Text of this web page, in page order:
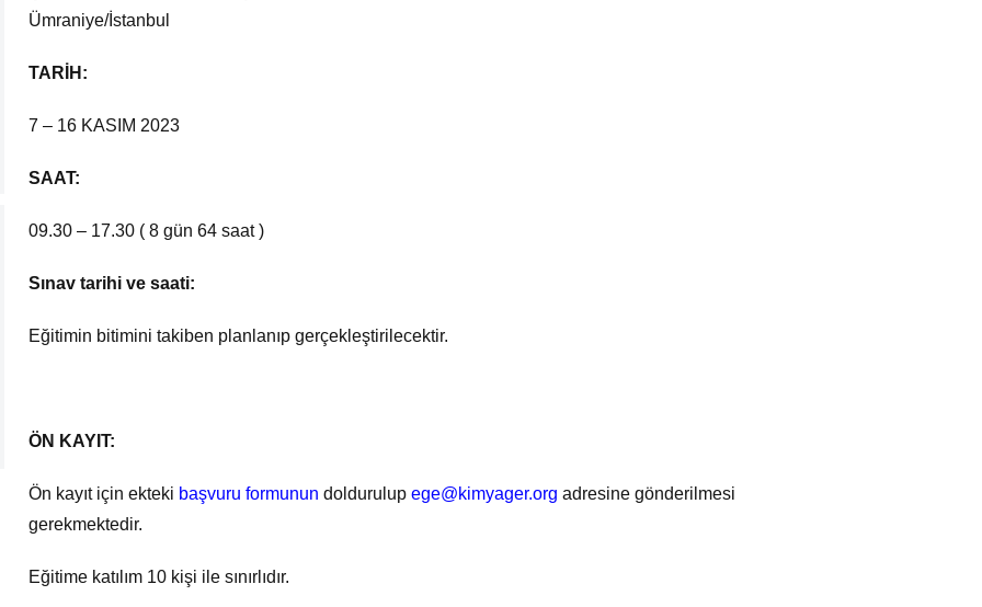
Ümraniye/İstanbul
TARİH:
7 – 16 KASIM 2023
SAAT:
09.30 – 17.30 ( 8 gün 64 saat )
Sınav tarihi ve saati:
Eğitimin bitimini takiben planlanıp gerçekleştirilecektir.
ÖN KAYIT:
Ön kayıt için ekteki başvuru formunun doldurulup ege@kimyager.org adresine gönderilmesi
gerekmektedir.
Eğitime katılım 10 kişi ile sınırlıdır.